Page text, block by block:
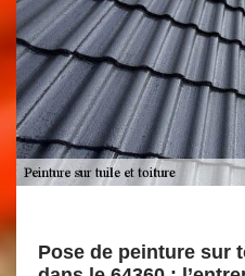
Pose de peinture sur